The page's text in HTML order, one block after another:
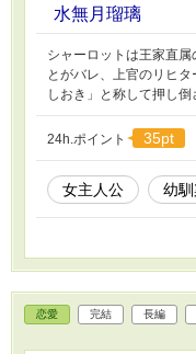
水無月瑠璃
シャーロットは王家直
とがバレ、上官のリヒ
しおき」と称して押し
24h.ポイント 35pt
女主人公 幼馴
恋愛 完結 長編